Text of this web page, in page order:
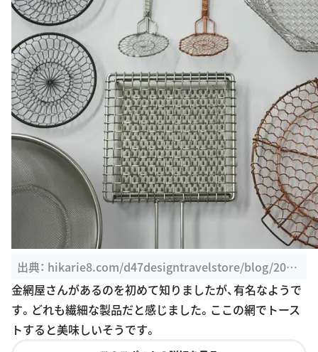
出典：hikarie8.com/d47designtravelstore/blog/201
3/08/nippon-vision-gallery-1.shtml
金網屋さんがあるのを初めて知りましたが、有名なようで
す。どれも繊細な製品だと感じました。ここの網でトース
トすると美味しいそうです。